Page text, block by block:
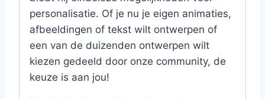
personalisatie. Of je nu je eigen animaties,
afbeeldingen of tekst wilt ontwerpen of
een van de duizenden ontwerpen wilt
kiezen gedeeld door onze community, de
keuze is aan jou!